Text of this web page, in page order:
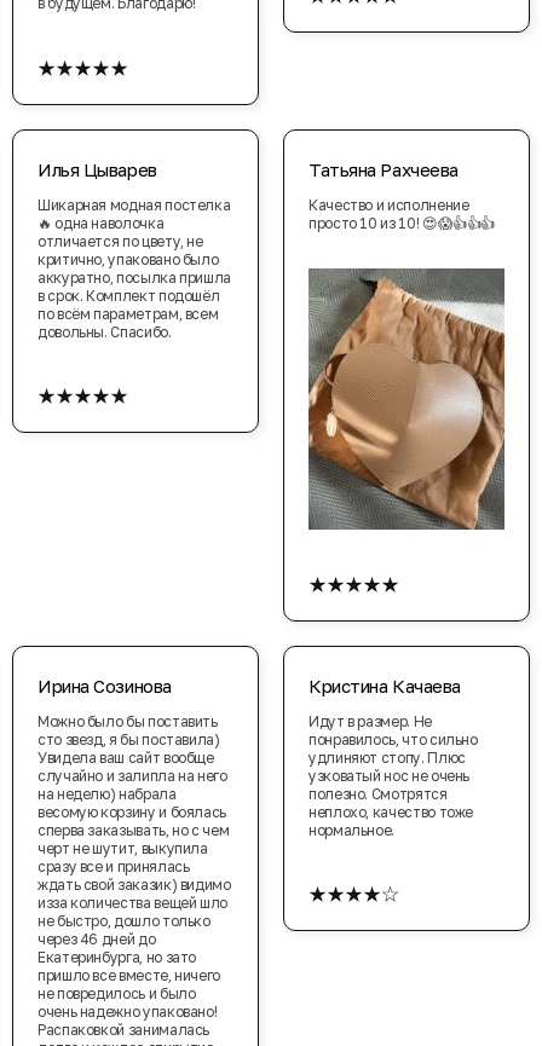
★★★★★
Илья Цыварев
Шикарная модная постелка
🔥 одна наволочка
отличается по цвету, не
критично, упаковано было
аккуратно, посылка пришла
в срок. Комплект подошёл
по всём параметрам, всем
довольны. Спасибо.
★★★★★
Татьяна Рахчеева
Качество и исполнение
просто 10 из 10! 😍😱👍👍👍
★★★★★
Ирина Созинова
Можно было бы поставить
сто звезд, я бы поставила)
Увидела ваш сайт вообще
случайно и залипла на него
на неделю) набрала
весомую корзину и боялась
сперва заказывать, но с чем
черт не шутит, выкупила
сразу все и принялась
ждать свой заказик) видимо
изза количества вещей шло
не быстро, дошло только
через 46 дней до
Екатеринбурга, но зато
пришло все вместе, ничего
не повредилось и было
очень надежно упаковано!
Распаковкой занималась
Кристина Качаева
Идут в размер. Не
понравилось, что сильно
удлиняют стопу. Плюс
узковатый нос не очень
полезно. Смотрятся
неплохо, качество тоже
нормальное.
★★★★☆